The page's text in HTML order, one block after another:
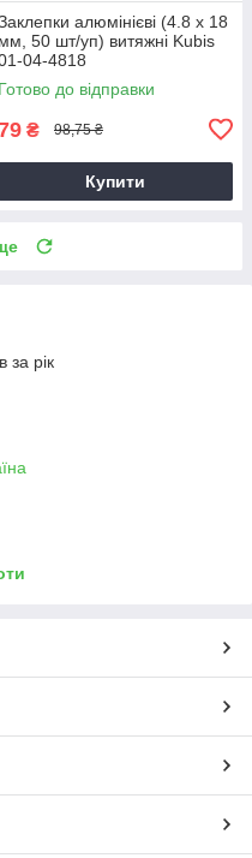
алюмінієві (4.8 х 18
мм, 50 шт/уп) витяжні Kubis
04-4818
Готово до відправки
₴ 98,75 ₴
Купити
за рік